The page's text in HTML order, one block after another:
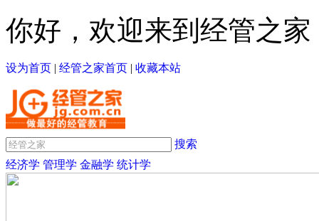
你好，欢迎来到经管之家
设为首页 | 经管之家首页 | 收藏本站
搜索
经济学 管理学 金融学 统计学